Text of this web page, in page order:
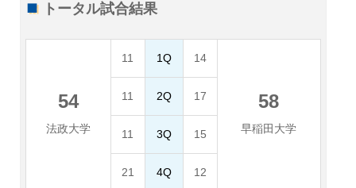
トータル試合結果
54
法政大学
11 1Q 14
58
早稲田大学
11 2Q 17
11 3Q 15
21 4Q 12